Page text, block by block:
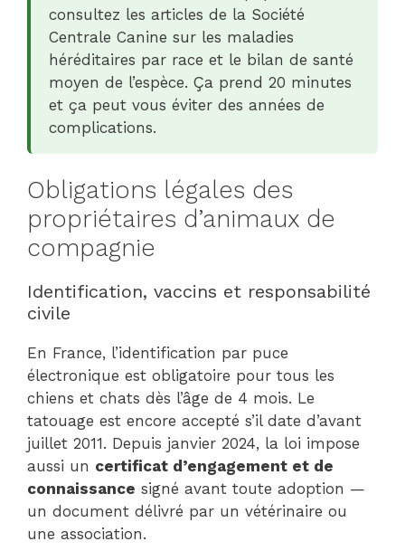
consultez les articles de la Société
Centrale Canine sur les maladies
héréditaires par race et le bilan de santé
moyen de l’espèce. Ça prend 20 minutes
et ça peut vous éviter des années de
complications.
Obligations légales des
propriétaires d’animaux de
compagnie
Identification, vaccins et responsabilité
civile
En France, l’identification par puce
électronique est obligatoire pour tous les
chiens et chats dès l’âge de 4 mois. Le
tatouage est encore accepté s’il date d’avant
juillet 2011. Depuis janvier 2024, la loi impose
aussi un certificat d’engagement et de
connaissance signé avant toute adoption —
un document délivré par un vétérinaire ou
une association.